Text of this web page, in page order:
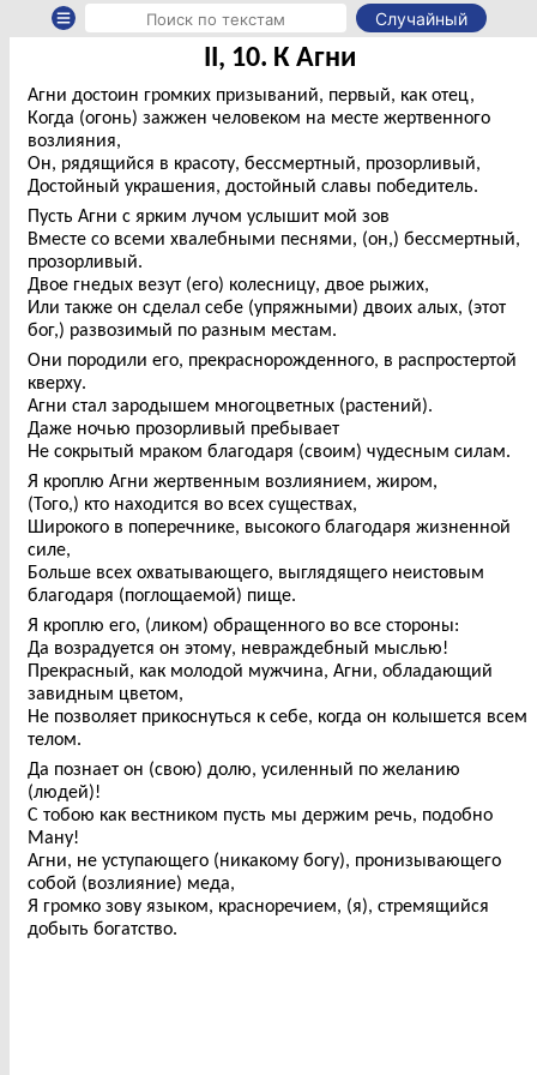
Случайный
II, 10. К Агни
Агни достоин громких призываний, первый, как отец,
Когда (огонь) зажжен человеком на месте жертвенного
возлияния,
Он, рядящийся в красоту, бессмертный, прозорливый,
Достойный украшения, достойный славы победитель.
Пусть Агни с ярким лучом услышит мой зов
Вместе со всеми хвалебными песнями, (он,) бессмертный,
прозорливый.
Двое гнедых везут (его) колесницу, двое рыжих,
Или также он сделал себе (упряжными) двоих алых, (этот
бог,) развозимый по разным местам.
Они породили его, прекраснорожденного, в распростертой
кверху.
Агни стал зародышем многоцветных (растений).
Даже ночью прозорливый пребывает
Не сокрытый мраком благодаря (своим) чудесным силам.
Я кроплю Агни жертвенным возлиянием, жиром,
(Того,) кто находится во всех существах,
Широкого в поперечнике, высокого благодаря жизненной
силе,
Больше всех охватывающего, выглядящего неистовым
благодаря (поглощаемой) пище.
Я кроплю его, (ликом) обращенного во все стороны:
Да возрадуется он этому, невраждебный мыслью!
Прекрасный, как молодой мужчина, Агни, обладающий
завидным цветом,
Не позволяет прикоснуться к себе, когда он колышется всем
телом.
Да познает он (свою) долю, усиленный по желанию
(людей)!
С тобою как вестником пусть мы держим речь, подобно
Ману!
Агни, не уступающего (никакому богу), пронизывающего
собой (возлияние) меда,
Я громко зову языком, красноречием, (я), стремящийся
добыть богатство.